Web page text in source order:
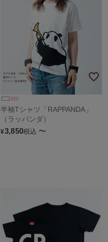
半袖Tシャツ「RAPPANDA」
（ラッパンダ）
¥3,850税込 〜